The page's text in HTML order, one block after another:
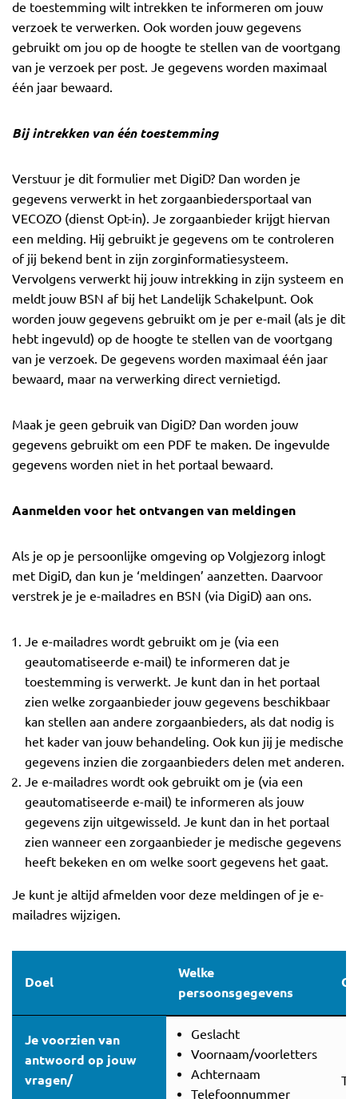
de toestemming wilt intrekken te informeren om jouw
verzoek te verwerken. Ook worden jouw gegevens
gebruikt om jou op de hoogte te stellen van de voortgang
van je verzoek per post. Je gegevens worden maximaal
één jaar bewaard.
Bij intrekken van één toestemming
Verstuur je dit formulier met DigiD? Dan worden je
gegevens verwerkt in het zorgaanbiedersportaal van
VECOZO (dienst Opt-in). Je zorgaanbieder krijgt hiervan
een melding. Hij gebruikt je gegevens om te controleren
of jij bekend bent in zijn zorginformatiesysteem.
Vervolgens verwerkt hij jouw intrekking in zijn systeem en
meldt jouw BSN af bij het Landelijk Schakelpunt. Ook
worden jouw gegevens gebruikt om je per e-mail (als je dit
hebt ingevuld) op de hoogte te stellen van de voortgang
van je verzoek. De gegevens worden maximaal één jaar
bewaard, maar na verwerking direct vernietigd.
Maak je geen gebruik van DigiD? Dan worden jouw
gegevens gebruikt om een PDF te maken. De ingevulde
gegevens worden niet in het portaal bewaard.
Aanmelden voor het ontvangen van meldingen
Als je op je persoonlijke omgeving op Volgjezorg inlogt
met DigiD, dan kun je ‘meldingen’ aanzetten. Daarvoor
verstrek je je e-mailadres en BSN (via DigiD) aan ons.
Je e-mailadres wordt gebruikt om je (via een
geautomatiseerde e-mail) te informeren dat je
toestemming is verwerkt. Je kunt dan in het portaal
zien welke zorgaanbieder jouw gegevens beschikbaar
kan stellen aan andere zorgaanbieders, als dat nodig is
het kader van jouw behandeling. Ook kun jij je medische
gegevens inzien die zorgaanbieders delen met anderen.
Je e-mailadres wordt ook gebruikt om je (via een
geautomatiseerde e-mail) te informeren als jouw
gegevens zijn uitgewisseld. Je kunt dan in het portaal
zien wanneer een zorgaanbieder je medische gegevens
heeft bekeken en om welke soort gegevens het gaat.
Je kunt je altijd afmelden voor deze meldingen of je e-
mailadres wijzigen.
Doel
Welke
persoonsgegevens
Je voorzien van
antwoord op jouw
vragen/
Geslacht
Voornaam/voorletters
Achternaam
Telefoonnummer